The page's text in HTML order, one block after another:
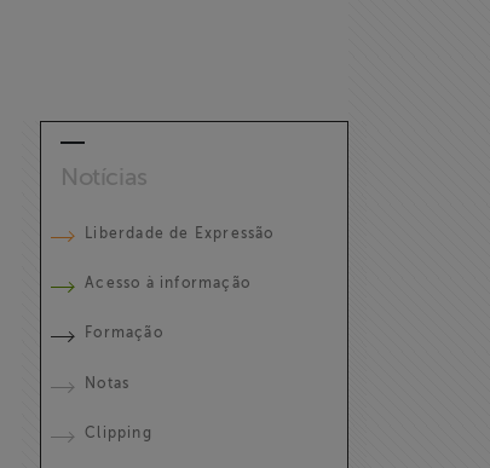
Notícias
Liberdade de Expressão
Acesso à informação
Formação
Notas
Clipping